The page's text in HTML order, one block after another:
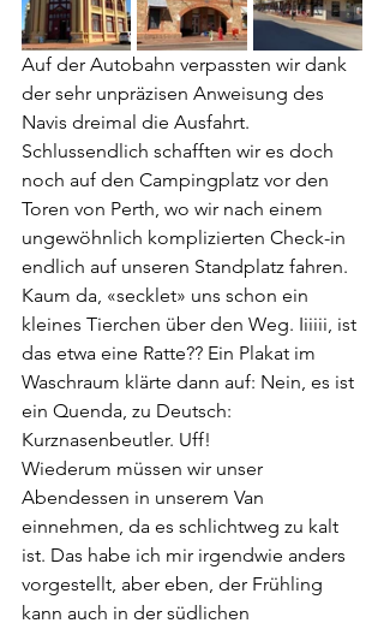
Auf der Autobahn verpassten wir dank
der sehr unpräzisen Anweisung des
Navis dreimal die Ausfahrt.
Schlussendlich schafften wir es doch
noch auf den Campingplatz vor den
Toren von Perth, wo wir nach einem
ungewöhnlich komplizierten Check-in
endlich auf unseren Standplatz fahren.
Kaum da, «secklet» uns schon ein
kleines Tierchen über den Weg. Iiiiii, ist
das etwa eine Ratte?? Ein Plakat im
Waschraum klärte dann auf: Nein, es ist
ein Quenda, zu Deutsch:
Kurznasenbeutler. Uff!
Wiederum müssen wir unser
Abendessen in unserem Van
einnehmen, da es schlichtweg zu kalt
ist. Das habe ich mir irgendwie anders
vorgestellt, aber eben, der Frühling
kann auch in der südlichen